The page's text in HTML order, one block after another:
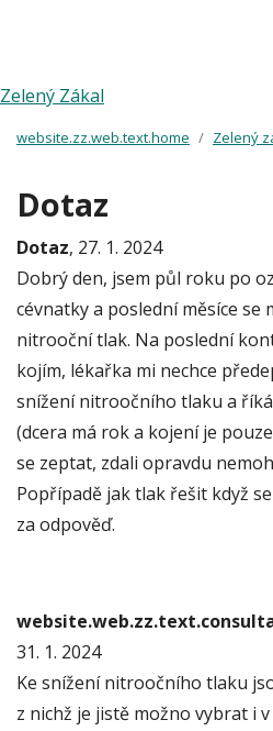
Zelený Zákal
website.zz.web.text.home Zelený
Dotaz
Dotaz, 27. 1. 2024
Dobrý den, jsem půl roku po
cévnatky a poslední měsíce se
nitrooční tlak. Na poslední
kojím, lékařka mi nechce
snížení nitroočního tlaku a
(dcera má rok a kojení je
se zeptat, zdali opravdu
Popřípadě jak tlak řešit když
za odpověď.
31. 1. 2024
Ke snížení nitroočního tlaku
z nichž je jistě možno vybrat i